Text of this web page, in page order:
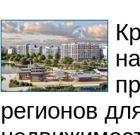
регионов